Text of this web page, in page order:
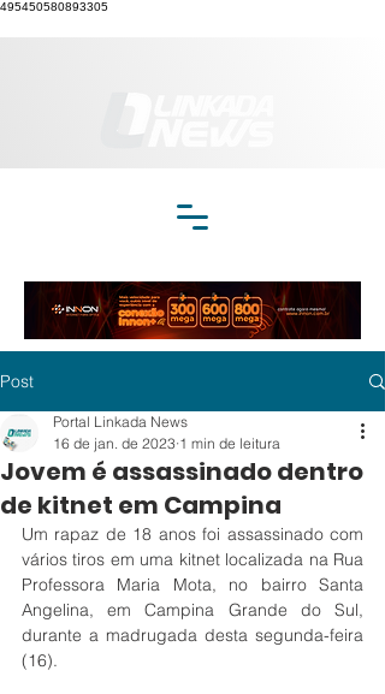
495450580893305
Post
Jovem é assassinado dentro
de kitnet em Campina
Portal Linkada News
16 de jan. de 2023 1 min de leitura
Um rapaz de 18 anos foi assassinado com
vários tiros em uma kitnet localizada na Rua
Professora Maria Mota, no bairro Santa
Angelina, em Campina Grande do Sul,
durante a madrugada desta segunda-feira
(16).